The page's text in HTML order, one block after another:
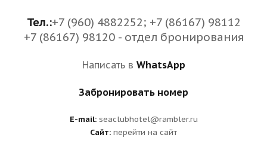
Тел.:+7 (960) 4882252; +7 (86167) 98112
+7 (86167) 98120 - отдел бронирования
Написать в WhatsApp
Забронировать номер
E-mail:seaclubhotel@rambler.ru
Сайт: перейти на сайт